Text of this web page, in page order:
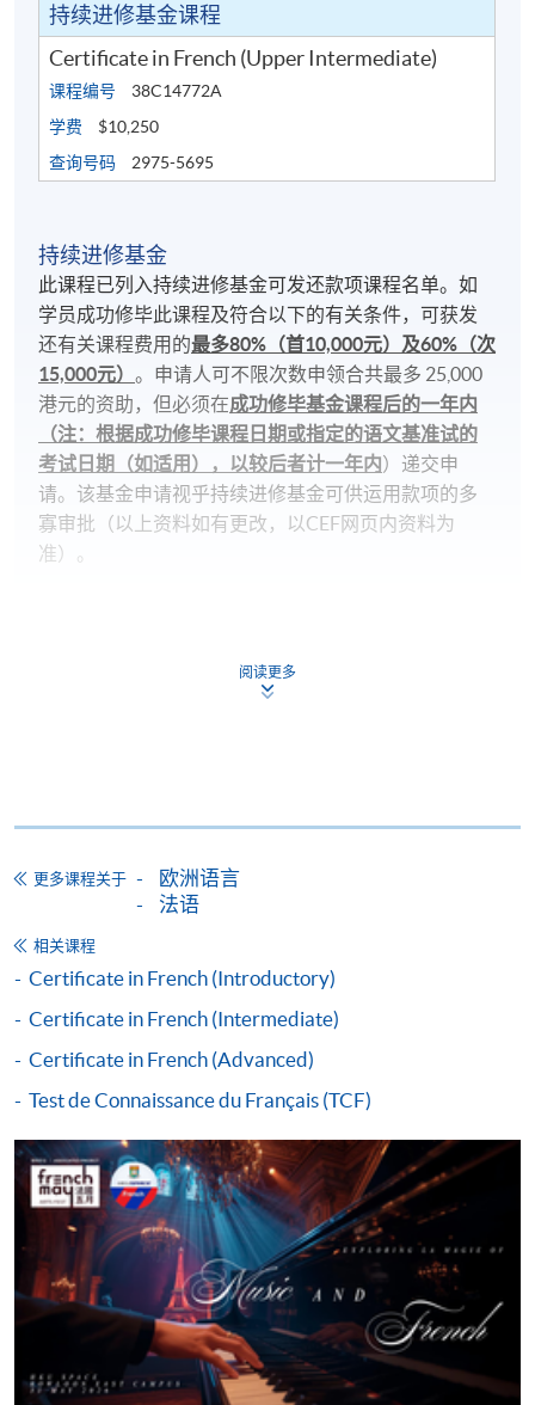
持续进修基金课程
Certificate in French (Upper Intermediate)
课程编号
38C14772A
学费
$10,250
查询号码
2975-5695
持续进修基金
此课程已列入持续进修基金可发还款项课程名单。如
学员成功修毕此课程及符合以下的有关条件，可获发
还有关课程费用的最多80%（首10,000元）及60%（次
15,000元）。申请人可不限次数申领合共最多 25,000
港元的资助，但必须在成功修毕基金课程后的一年内
（注：根据成功修毕课程日期或指定的语文基准试的
考试日期（如适用），以较后者计一年内）递交申
请。该基金申请视乎持续进修基金可供运用款项的多
寡审批（以上资料如有更改，以CEF网页内资料为
准）。
在政府指定的测试组织/代理机构举办的语文基准考
的官方网页：
www.wfsfaa.gov.hk/cef/
料也以政府公布为准
电3142 2277联络持续进修基金办事处或电邮
cef_sfo@wfsfaa.gov.hk。
持续进修基金
本课程已加入持续进修基金可获发还款项课程名单内
申请
申请表 下载申请表
阅读更多
更多课程关于
欧洲语言
法语
相关课程
Certificate in French (Introductory)
Certificate in French (Intermediate)
Certificate in French (Advanced)
Test de Connaissance du Français (TCF)